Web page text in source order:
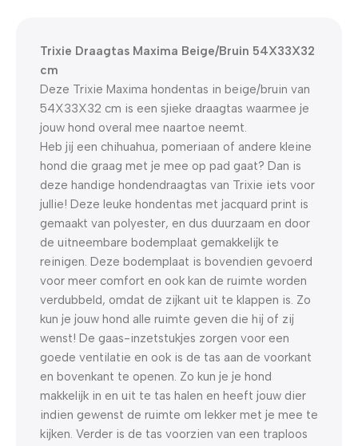
Trixie Draagtas Maxima Beige/Bruin 54X33X32
cm
Deze Trixie Maxima hondentas in beige/bruin van
54X33X32 cm is een sjieke draagtas waarmee je
jouw hond overal mee naartoe neemt.
Heb jij een chihuahua, pomeriaan of andere kleine
hond die graag met je mee op pad gaat? Dan is
deze handige hondendraagtas van Trixie iets voor
jullie! Deze leuke hondentas met jacquard print is
gemaakt van polyester, en dus duurzaam en door
de uitneembare bodemplaat gemakkelijk te
reinigen. Deze bodemplaat is bovendien gevoerd
voor meer comfort en ook kan de ruimte worden
verdubbeld, omdat de zijkant uit te klappen is. Zo
kun je jouw hond alle ruimte geven die hij of zij
wenst! De gaas-inzetstukjes zorgen voor een
goede ventilatie en ook is de tas aan de voorkant
en bovenkant te openen. Zo kun je je hond
makkelijk in en uit te tas halen en heeft jouw dier
indien gewenst de ruimte om lekker met je mee te
kijken. Verder is de tas voorzien van een traploos